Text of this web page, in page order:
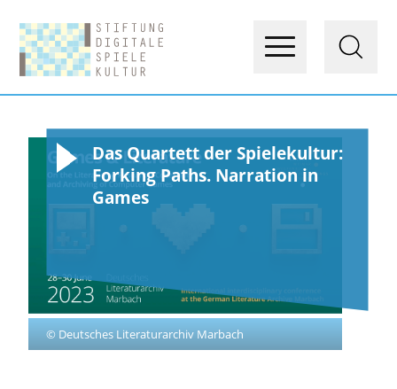
© Deutsches Literaturarchiv Marbach
Das Quartett der Spielekultur:
Forking Paths. Narration in
Games